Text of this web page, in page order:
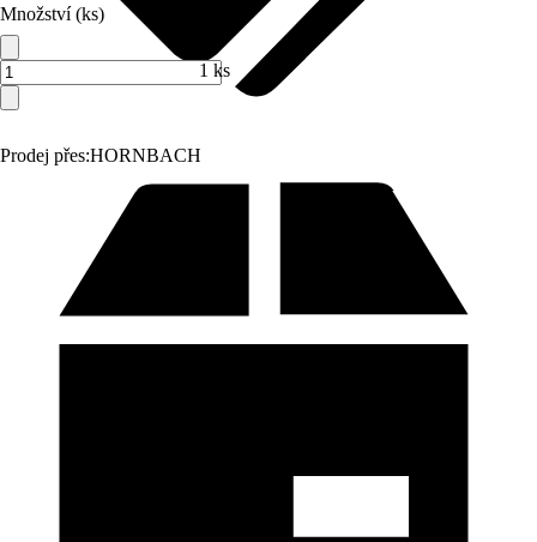
Prodej přes:HORNBACH
Množství (ks)
1 ks